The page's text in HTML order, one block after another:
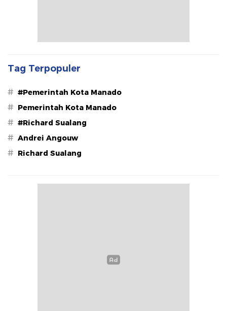
Tag Terpopuler
# #Pemerintah Kota Manado
# Pemerintah Kota Manado
# #Richard Sualang
# Andrei Angouw
# Richard Sualang